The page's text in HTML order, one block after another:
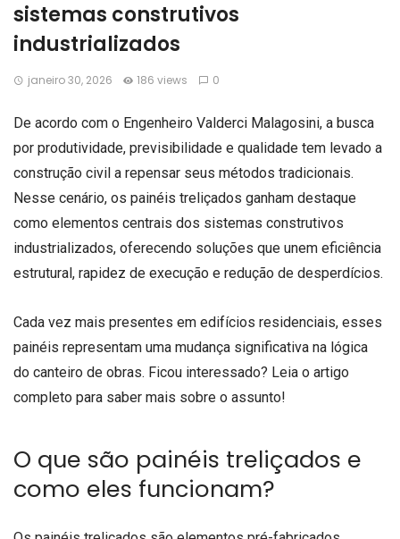
sistemas construtivos
industrializados
janeiro 30, 2026 186 views 0
De acordo com o Engenheiro Valderci Malagosini, a busca
por produtividade, previsibilidade e qualidade tem levado a
construção civil a repensar seus métodos tradicionais.
Nesse cenário, os painéis treliçados ganham destaque
como elementos centrais dos sistemas construtivos
industrializados, oferecendo soluções que unem eficiência
estrutural, rapidez de execução e redução de desperdícios.
Cada vez mais presentes em edifícios residenciais, esses
painéis representam uma mudança significativa na lógica
do canteiro de obras. Ficou interessado? Leia o artigo
completo para saber mais sobre o assunto!
O que são painéis treliçados e
como eles funcionam?